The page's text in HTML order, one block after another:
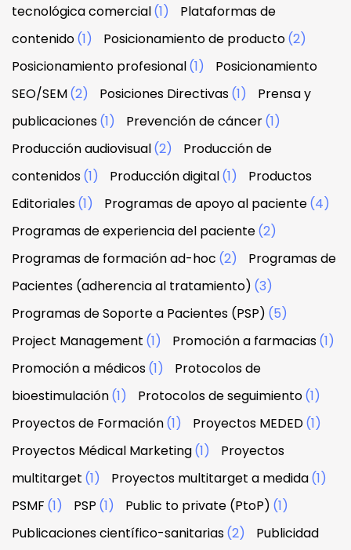
tecnológica comercial(1)
Plataformas de
contenido(1) Posicionamiento de producto(2)
Posicionamiento profesional(1)
Posicionamiento
SEO/SEM(2) Posiciones Directivas(1)
Prensa y
publicaciones(1) Prevención de cáncer(1)
Producción audiovisual(2)
Producción de
contenidos(1) Producción digital(1)
Productos
Editoriales(1) Programas de apoyo al paciente(4)
Programas de experiencia del paciente(2)
Programas de formación ad-hoc (2)
Programas de
Pacientes (adherencia al tratamiento) (3)
Programas de Soporte a Pacientes (PSP) (5)
Project Management (1) Promoción a farmacias(1)
Promoción a médicos(1)
Protocolos de
bioestimulación(1) Protocolos de seguimiento(1)
Proyectos de Formación(1) Proyectos MEDED(1)
Proyectos Médical Marketing(1)
Proyectos
multitarget (1) Proyectos multitarget a medida(1)
PSMF (1) PSP (1) Public to private (PtoP) (1)
Publicaciones científico-sanitarias(2) Publicidad